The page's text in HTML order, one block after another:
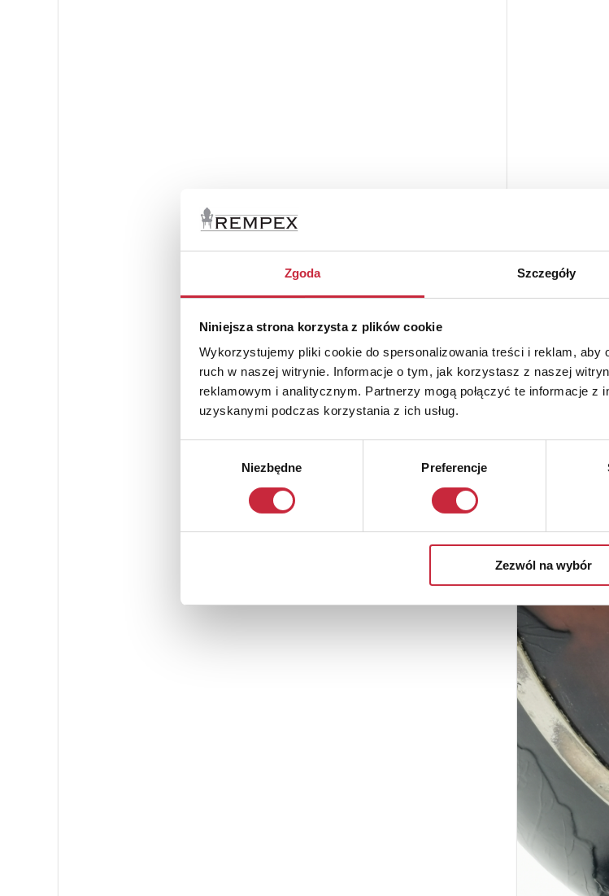
Zgoda Szczegóły
Niniejsza strona korzysta z plików cookie
Wykorzystujemy pliki cookie do spersonalizowania treści i reklam, aby
ruch w naszej witrynie. Informacje o tym, jak korzystasz z naszej
reklamowym i analitycznym. Partnerzy mogą połączyć te informacje z
uzyskanymi podczas korzystania z ich usług.
Niezbędne Preferencje
Zezwól na wybór